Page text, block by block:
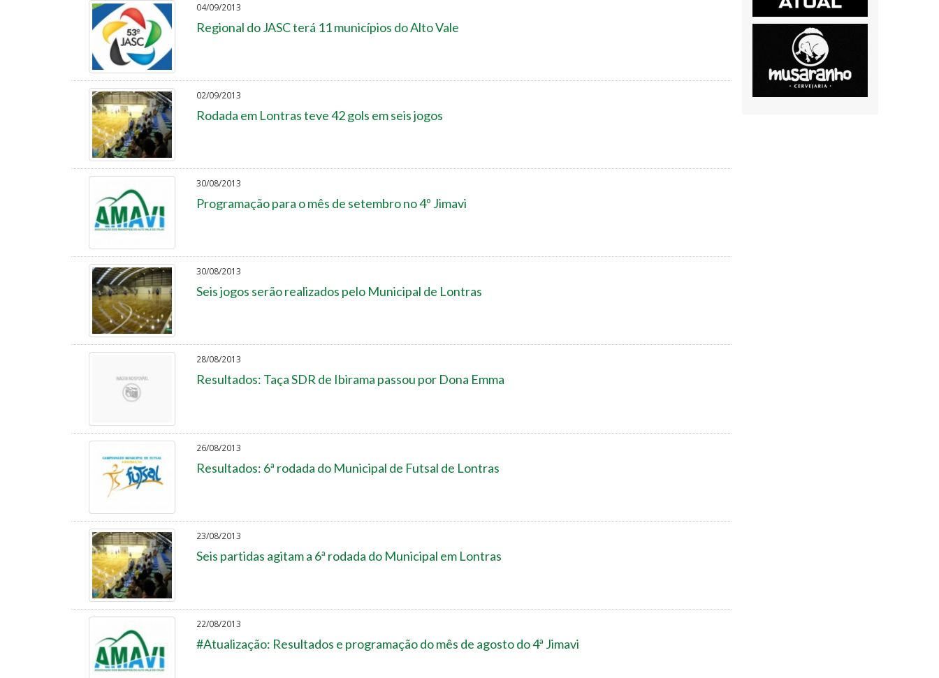
04/09/2013
Regional do JASC terá 11 municípios do Alto Vale
02/09/2013
Rodada em Lontras teve 42 gols em seis jogos
30/08/2013
Programação para o mês de setembro no 4º Jimavi
30/08/2013
Seis jogos serão realizados pelo Municipal de Lontras
28/08/2013
Resultados: Taça SDR de Ibirama passou por Dona Emma
26/08/2013
Resultados: 6ª rodada do Municipal de Futsal de Lontras
23/08/2013
Seis partidas agitam a 6ª rodada do Municipal em Lontras
22/08/2013
#Atualização: Resultados e programação do mês de agosto do 4ª Jimavi